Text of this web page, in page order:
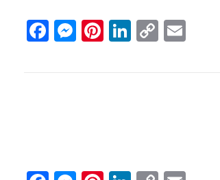
Facebook
Messenger
Pinterest
LinkedIn
Copy